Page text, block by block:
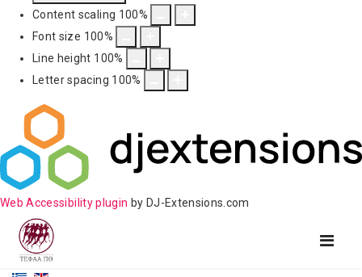
Content scaling 100%
Font size 100%
Line height 100%
Letter spacing 100%
Web Accessibility plugin by DJ-Extensions.com